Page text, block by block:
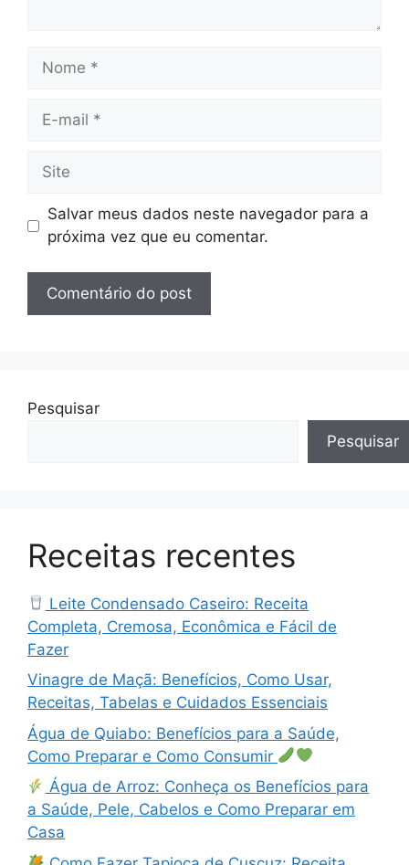
Nome
Site
Salvar meus dados neste navegador para a
próxima vez que eu comentar.
Pesquisar
Pesquisar
Receitas recentes
Leite Condensado Caseiro: Receita
Completa, Cremosa, Econômica e Fácil de
Fazer
Vinagre de Maçã: Benefícios, Como Usar,
Receitas, Tabelas e Cuidados Essenciais
Água de Quiabo: Benefícios para a Saúde,
Como Preparar e Como Consumir
Água de Arroz: Conheça os Benefícios para
a Saúde, Pele, Cabelos e Como Preparar em
Casa